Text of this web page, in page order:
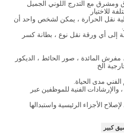
نقل الحرارة ، يمكن لشخص واحد أن
إلى أي ورقة نقل نوع ، بطانة كسر
مفرش المائدة ، صور الحائط ، الديكور
الخ
مدى الحياة.
والإرشادات الفنية للموظفين عبر
الأجزاء الرئيسية واستبدالها
كبير